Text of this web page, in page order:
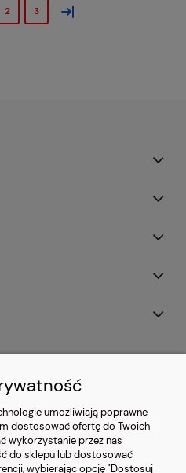
2 3 »
ul. Bazyliańska 20 | e-mail:
697 632 387 | NIP:
550087883
umożliwiają poprawne
dostosować ofertę do Twoich
wykorzystanie przez nas
do sklepu lub dostosować
wybierając opcję "Dostosuj